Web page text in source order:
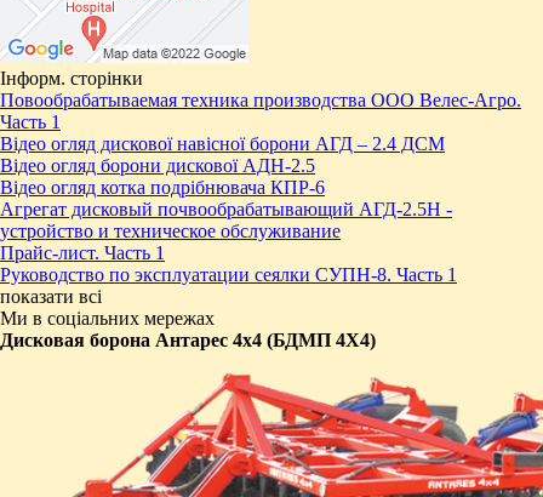
Інформ. сторінки
Повообрабатываемая техника производства ООО Велес-Агро.
Часть 1
Відео огляд дискової навісної борони АГД – 2.4 ДСМ
Відео огляд борони дискової АДН-2.5
Відео огляд котка подрібнювача КПР-6
Агрегат дисковый почвообрабатывающий АГД-2.5Н -
устройство и техническое обслуживание
Прайс-лист. Часть 1
Руководство по эксплуатации сеялки СУПН-8. Часть 1
показати всі
Ми в соціальних мережах
Дисковая борона Антарес 4х4 (БДМП 4Х4)